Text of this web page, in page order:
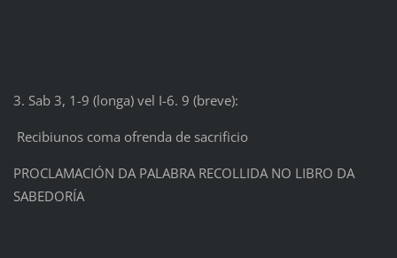
3. Sab 3, 1-9 (longa) vel I-6. 9 (breve):
Recibiunos coma ofrenda de sacrificio
PROCLAMACIÓN DA PALABRA RECOLLIDA NO LIBRO DA
SABEDORÍA